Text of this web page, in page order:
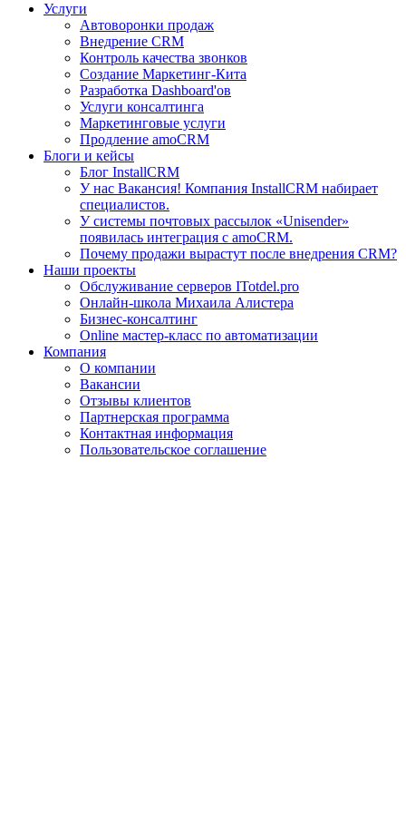
Услуги
Автоворонки продаж
Внедрение CRM
Контроль качества звонков
Создание Маркетинг-Кита
Разработка Dashboard'ов
Услуги консалтинга
Маркетинговые услуги
Продление amoCRM
Блоги и кейсы
Блог InstallCRM
У нас Вакансия! Компания InstallCRM набирает
специалистов.
У системы почтовых рассылок «Unisender»
появилась интеграция с amoCRM.
Почему продажи вырастут после внедрения CRM?
Наши проекты
Обслуживание серверов ITotdel.pro
Онлайн-школа Михаила Алистера
Бизнес-консалтинг
Online мастер-класс по автоматизации
Компания
О компании
Вакансии
Отзывы клиентов
Партнерская программа
Контактная информация
Пользовательское соглашение